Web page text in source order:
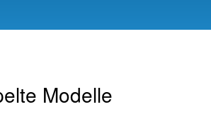
Modelle